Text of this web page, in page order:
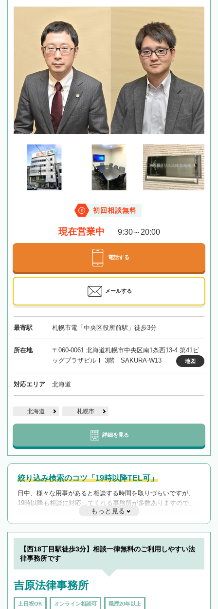
初回相談無料
現在営業中 9:30～20:00
電話する
メールする
最寄駅 札幌市電「中央区役所前駅」徒歩3分
所在地
〒060-0061 北海道札幌市中央区南1条西13-4 第41ビ
ッグプラザビルⅠ 3階 SAKURA-W13
地図
対応エリア 北海道
北海道 札幌市
詳細を見る
絞り込み検索のコツ「19時以降TEL可」
日中、様々な用事があると相談する時間を取りづらいですが、
19時以降も相談に対応してくれる事務所が多数ありますので、
遅い時間の相談が増えそうな場合はそのような事務所に絞り込
んで検索してみましょう。
19時以降TEL可の条件
を加えて再検索
もっと見る
【西18丁目駅徒歩3分】相談一律無料のご利用しやすい法
律事務所です
吉原法律事務所
土日祝OK オンライン相談可 職歴20年以上